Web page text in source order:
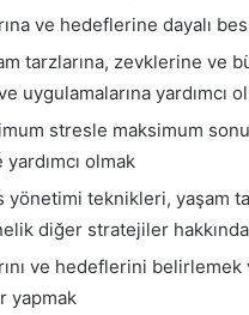
ve hedeflerine dayalı
tarzlarına, zevklerine ve
uygulamalarına yardımcı
stresle maksimum
olmak
teknikleri, yaşam
diğer stratejiler
ve hedeflerini
yapmak